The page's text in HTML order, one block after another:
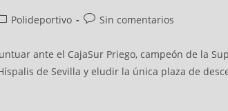
Polideportivo Sin comentarios
ante el CajaSur Priego, campeón de la
de Sevilla y eludir la única plaza de